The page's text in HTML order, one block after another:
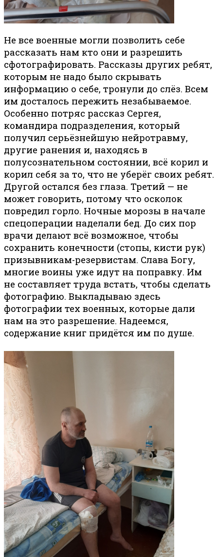
Не все военные могли позволить себе
рассказать нам кто они и разрешить
сфотографировать. Рассказы других ребят,
которым не надо было скрывать
информацию о себе, тронули до слёз. Всем
им досталось пережить незабываемое.
Особенно потряс рассказ Сергея,
командира подразделения, который
получил серьёзнейшую нейротравму,
другие ранения и, находясь в
полусознательном состоянии, всё корил и
корил себя за то, что не уберёг своих ребят.
Другой остался без глаза. Третий — не
может говорить, потому что осколок
повредил горло. Ночные морозы в начале
спецоперации наделали бед. До сих пор
врачи делают всё возможное, чтобы
сохранить конечности (стопы, кисти рук)
призывникам-резервистам. Слава Богу,
многие воины уже идут на поправку. Им
не составляет труда встать, чтобы сделать
фотографию. Выкладываю здесь
фотографии тех военных, которые дали
нам на это разрешение. Надеемся,
содержание книг придётся им по душе.